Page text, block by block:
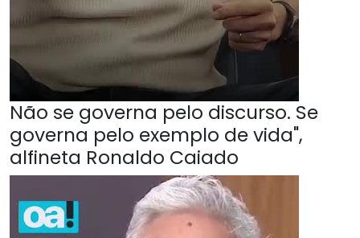
Não se governa pelo discurso. Se
governa pelo exemplo de vida",
alfineta Ronaldo Caiado